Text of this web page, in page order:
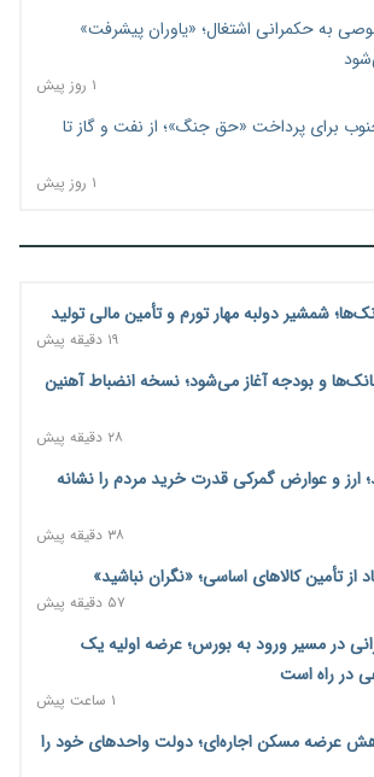
به حکمرانی اشتغال؛ «یاوران پیشرفت»
۱ روز پیش
جنوب برای پرداخت «حق جنگ»؛ از نفت و گاز تا
۱ روز پیش
شمشیر دولبه مهار تورم و تأمین مالی تولید
۱۹ دقیقه پیش
و بودجه آغاز می‌شود؛ نسخه انضباط آهنین
۲۸ دقیقه پیش
ارز و عوارض گمرکی قدرت خرید مردم را نشانه
۳۸ دقیقه پیش
از تأمین کالاهای اساسی؛ «نگران نباشید»
۵۷ دقیقه پیش
در مسیر ورود به بورس؛ عرضه اولیه یک
در راه است
۱ ساعت پیش
عرضه مسکن اجاره‌ای؛ دولت واحدهای خود را